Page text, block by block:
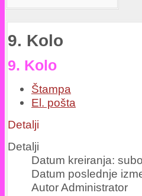
9. Kolo
9. Kolo
Štampa
El. pošta
Detalji
Detalji
Datum kreiranja:
Datum poslednje
Autor Administrator